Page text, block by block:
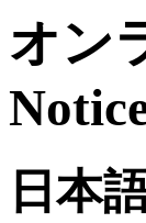
オン
日本